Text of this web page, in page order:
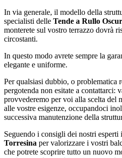
In via generale, il modello della
specialisti delle Tende a Rullo
monterete sul vostro terrazzo dovrà
circostanti.
In questo modo avrete sempre la
elegante e uniforme.
Per qualsiasi dubbio, o problematica
pergotenda non esitate a contattarci:
provvederemo per voi alla scelta del
alle vostre esigenze, occupandoci
successiva manutenzione della
Seguendo i consigli dei nostri esperti
Torresina per valorizzare i vostri
che potrete scoprire tutto un nuovo